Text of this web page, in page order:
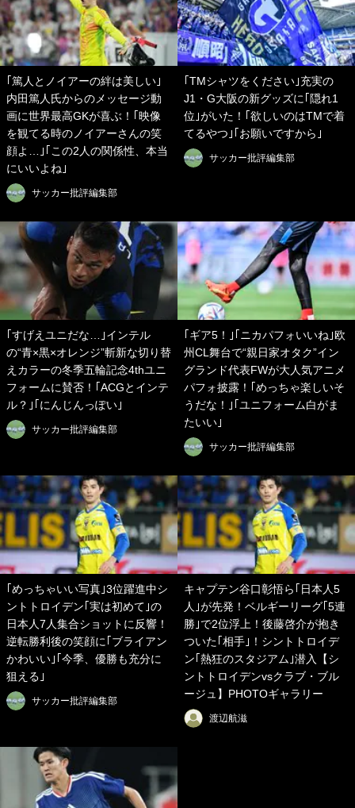
｢篤人とノイアーの絆は美しい｣
内田篤人氏からのメッセージ動
画に世界最高GKが喜ぶ！｢映像
を観てる時のノイアーさんの笑
顔よ…｣｢この2人の関係性、本当
にいいよね｣
サッカー批評編集部
｢TMシャツをください｣充実の
J1・G大阪の新グッズに｢隠れ1
位｣がいた！｢欲しいのはTMで着
てるやつ｣｢お願いですから｣
サッカー批評編集部
｢すげえユニだな…｣インテル
の“青×黒×オレンジ”斬新な切り替
えカラーの冬季五輪記念4thユニ
フォームに賛否！｢ACGとインテ
ル？｣｢にんじんっぽい｣
サッカー批評編集部
｢ギア5！｣｢ニカパフォいいね｣欧
州CL舞台で“親日家オタク”イン
グランド代表FWが大人気アニメ
パフォ披露！｢めっちゃ楽しいそ
うだな！｣｢ユニフォーム白がま
たいい｣
サッカー批評編集部
｢めっちゃいい写真｣3位躍進中シ
ントトロイデン｢実は初めて｣の
日本人7人集合ショットに反響！
逆転勝利後の笑顔に｢ブライアン
かわいい｣｢今季、優勝も充分に
狙える｣
サッカー批評編集部
キャプテン谷口彰悟ら｢日本人5
人｣が先発！ベルギーリーグ｢5連
勝｣で2位浮上！後藤啓介が抱き
ついた｢相手｣！シントトロイデ
ン｢熱狂のスタジアム｣潜入【シ
ントトロイデンvsクラブ・ブル
ージュ】PHOTOギャラリー
渡辺航滋